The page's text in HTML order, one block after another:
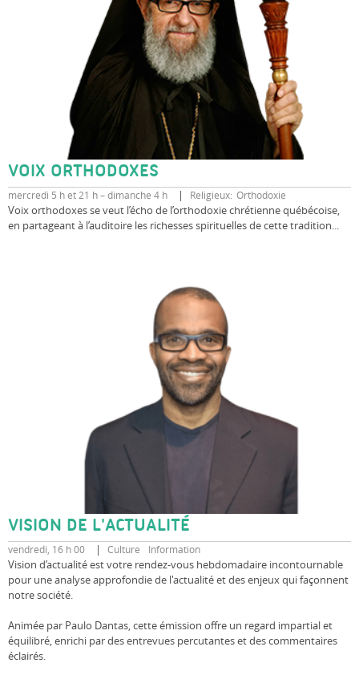
VOIX ORTHODOXES
mercredi 5 h et 21 h – dimanche 4 h Religieux Orthodoxie
Voix orthodoxes se veut l’écho de l’orthodoxie chrétienne québécoise,
en partageant à l’auditoire les richesses spirituelles de cette tradition...
VISION DE L'ACTUALITÉ
vendredi, 16 h 00 Culture Information
Vision d’actualité est votre rendez-vous hebdomadaire incontournable
pour une analyse approfondie de l'actualité et des enjeux qui façonnent
notre société.
Animée par Paulo Dantas, cette émission offre un regard impartial et
équilibré, enrichi par des entrevues percutantes et des commentaires
éclairés.